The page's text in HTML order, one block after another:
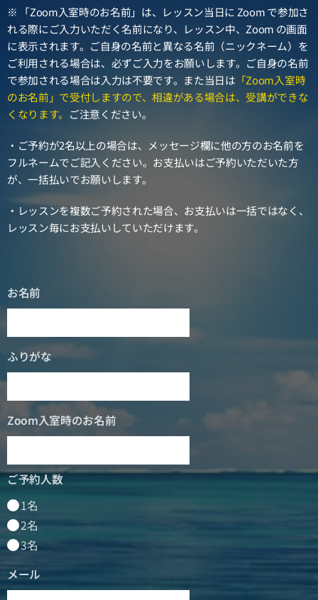
※ 「Zoom入室時のお名前」は、レッスン当日に Zoom で参加さ
れる際にご入力いただく名前になり、レッスン中、Zoom の画面
に表示されます。ご自身の名前と異なる名前（ニックネーム）を
ご利用される場合は、必ずご入力をお願いします。ご自身の名前
で参加される場合は入力は不要です。また当日は 「Zoom入室時
のお名前」で受付しますので、相違がある場合は、受講ができな
くなります。 ご注意ください。
・ ご予約が2名以上の場合は、メッセージ欄に他の方のお名前を
フルネームでご記入ください。お支払いはご予約いただいた方
が、一括払いでお願いします。
・レッスンを複数ご予約された場合、お支払いは一括ではなく、
レッスン毎にお支払いしていただけます。
お名前
ふりがな
Zoom入室時のお名前
ご予約人数
1名
2名
3名
メール